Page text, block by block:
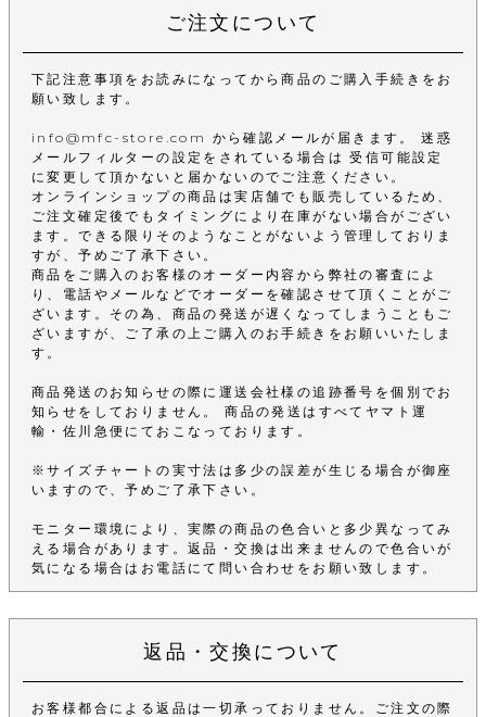
ご注文について
下記注意事項をお読みになってから商品のご購入手続きをお
願い致します。
info@mfc-store.com から確認メールが届きます。 迷惑
メールフィルターの設定をされている場合は 受信可能設定
に変更して頂かないと届かないのでご注意ください。
オンラインショップの商品は実店舗でも販売しているため、
ご注文確定後でもタイミングにより在庫がない場合がござい
ます。できる限りそのようなことがないよう管理しておりま
すが、予めご了承下さい。
商品をご購入のお客様のオーダー内容から弊社の審査によ
り、電話やメールなどでオーダーを確認させて頂くことがご
ざいます。その為、商品の発送が遅くなってしまうこともご
ざいますが、ご了承の上ご購入のお手続きをお願いいたしま
す。
商品発送のお知らせの際に運送会社様の追跡番号を個別でお
知らせをしておりません。 商品の発送はすべてヤマト運
輸・佐川急便にておこなっております。
※サイズチャートの実寸法は多少の誤差が生じる場合が御座
いますので、予めご了承下さい。
モニター環境により、実際の商品の色合いと多少異なってみ
える場合があります。返品・交換は出来ませんので色合いが
気になる場合はお電話にて問い合わせをお願い致します。
返品・交換について
お客様都合による返品は一切承っておりません。ご注文の際